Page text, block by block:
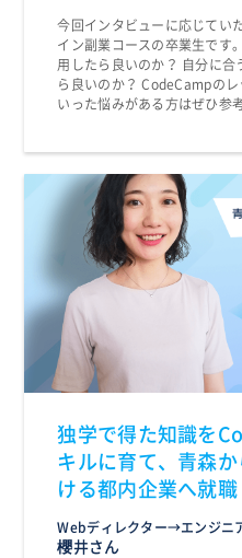
今回インタビューに応じてい
イン副業コースの卒業生です
用したら良いのか？ 自分に
ら良いのか？ CodeCampの
いった悩みがある方はぜひ参
独学で得た知識を
キルに育て、青森
ける都内企業へ就職
Webディレクター→エンジニ
櫻井さん